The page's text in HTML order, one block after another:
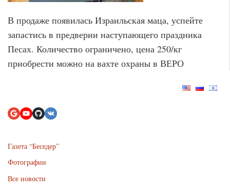
В продаже появилась Израильская маца, успейте
запастись в предверии наступающего праздника
Песах. Количество ограничено, цена 250/кг
приобрести можно на вахте охраны в ВЕРО
Газета “Беседер”
Фотографии
Все новости